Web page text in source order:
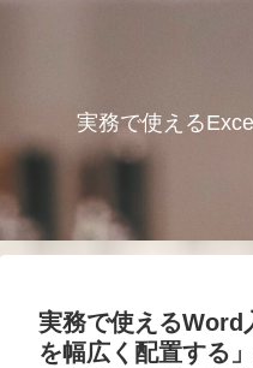
実務で使える
実務で使える
を幅広く配置する